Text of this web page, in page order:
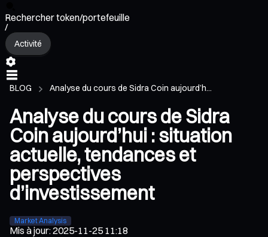
Rechercher token/portefeuille
/
Activité
BLOG Analyse du cours de Sidra Coin aujourd’h...
Analyse du cours de Sidra
Coin aujourd’hui : situation
actuelle, tendances et
perspectives
d’investissement
Market Analysis
Mis à jour:2025-11-25 11:18